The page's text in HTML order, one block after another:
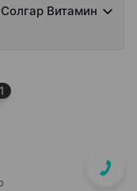
Витамин